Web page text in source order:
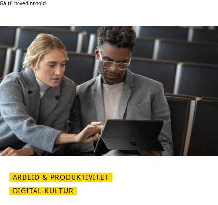
Gå til hovedinnhold
ARBEID & PRODUKTIVITET
DIGITAL KULTUR